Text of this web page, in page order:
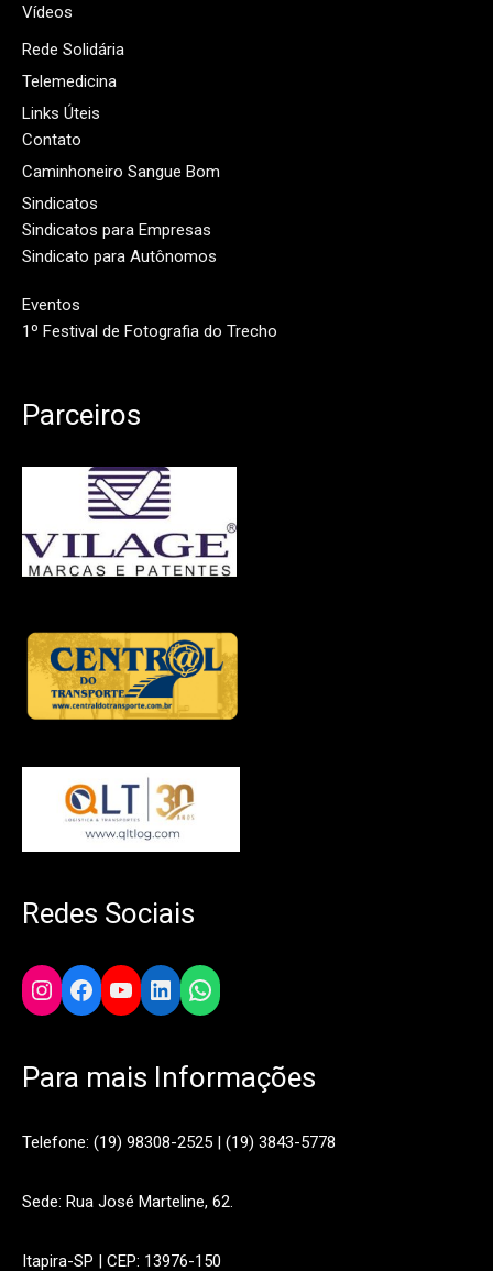
Vídeos
Rede Solidária
Telemedicina
Links Úteis
Contato
Caminhoneiro Sangue Bom
Sindicatos
Sindicatos para Empresas
Sindicato para Autônomos
Eventos
1º Festival de Fotografia do Trecho
Parceiros
Redes Sociais
Instagram
Facebook
YouTube
LinkedIn
WhatsApp
Para mais Informações
Telefone: (19) 98308-2525 | (19) 3843-5778
Sede: Rua José Marteline, 62.
Itapira-SP | CEP: 13976-150